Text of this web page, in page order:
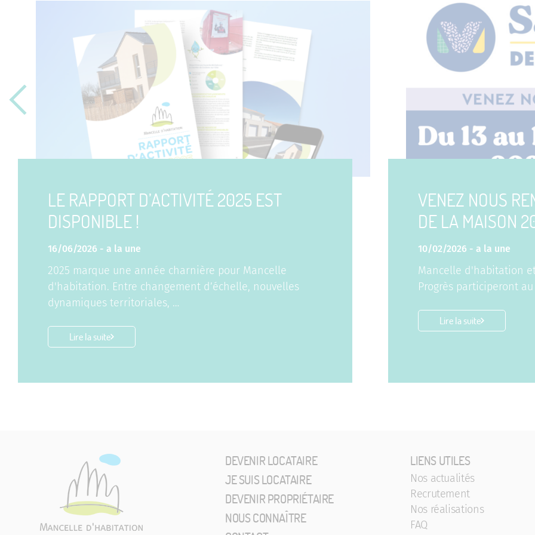
Previous
LE RAPPORT D’ACTIVITÉ 2025 EST
DISPONIBLE !
16/06/2026 - a la une
2025 marque une année charnière pour Mancelle
d'habitation. Entre changement d’échelle, nouvelles
dynamiques territoriales, …
Lire la suite
VENEZ NOUS
DE LA MAISON
10/02/2026 - a la une
Mancelle d'habitation
Progrès participeront
Lire la suite
DEVENIR LOCATAIRE
JE SUIS LOCATAIRE
DEVENIR PROPRIÉTAIRE
NOUS CONNAÎTRE
LIENS UTILES
Nos actualités
Recrutement
Nos réalisations
FAQ